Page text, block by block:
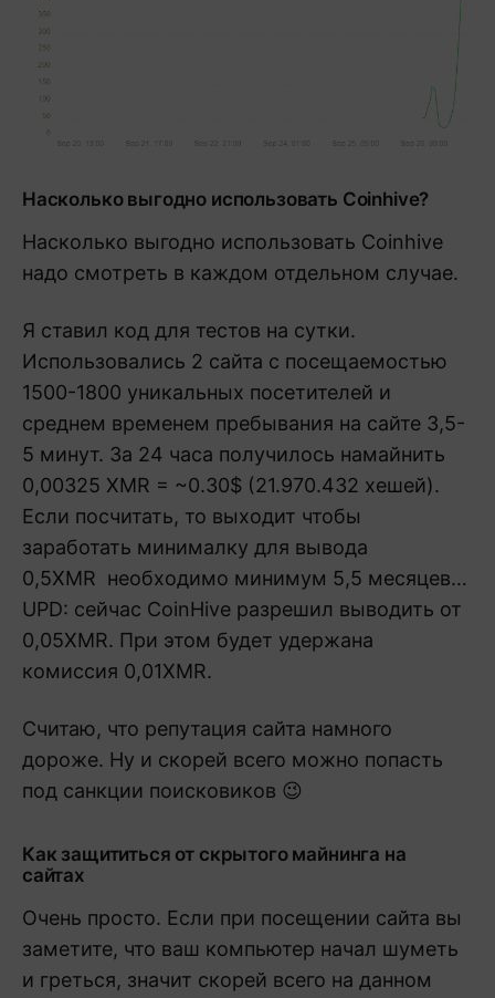
Насколько выгодно использовать Coinhive?
Насколько выгодно использовать Coinhive
надо смотреть в каждом отдельном случае.
Я ставил код для тестов на сутки.
Использовались 2 сайта с посещаемостью
1500-1800 уникальных посетителей и
среднем временем пребывания на сайте 3,5-
5 минут. За 24 часа получилось намайнить
0,00325 XMR = ~0.30$ (21.970.432 хешей).
Если посчитать, то выходит чтобы
заработать минималку для вывода
0,5XMR необходимо минимум 5,5 месяцев…
UPD: сейчас CoinHive разрешил выводить от
0,05XMR. При этом будет удержана
комиссия 0,01XMR.
Считаю, что репутация сайта намного
дороже. Ну и скорей всего можно попасть
под санкции поисковиков 😉
Как защититься от скрытого майнинга на
сайтах
Очень просто. Если при посещении сайта вы
заметите, что ваш компьютер начал шуметь
и греться, значит скорей всего на данном